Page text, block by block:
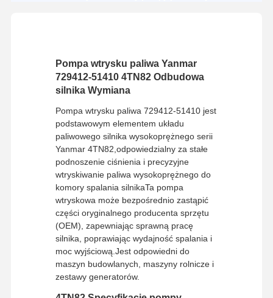
Pompa wtrysku paliwa Yanmar
729412-51410 4TN82 Odbudowa
silnika Wymiana
Pompa wtrysku paliwa 729412-51410 jest
podstawowym elementem układu
paliwowego silnika wysokoprężnego serii
Yanmar 4TN82,odpowiedzialny za stałe
podnoszenie ciśnienia i precyzyjne
wtryskiwanie paliwa wysokoprężnego do
komory spalania silnikaTa pompa
wtryskowa może bezpośrednio zastąpić
części oryginalnego producenta sprzętu
(OEM), zapewniając sprawną pracę
silnika, poprawiając wydajność spalania i
moc wyjściową.Jest odpowiedni do
maszyn budowlanych, maszyny rolnicze i
zestawy generatorów.